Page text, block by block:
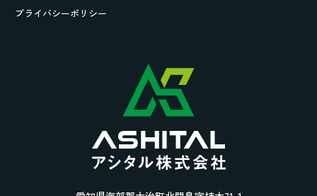
プライバシーポリシー